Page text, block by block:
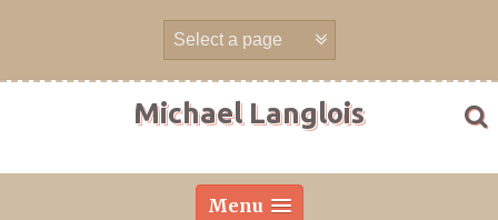
Michael Langlois
Menu